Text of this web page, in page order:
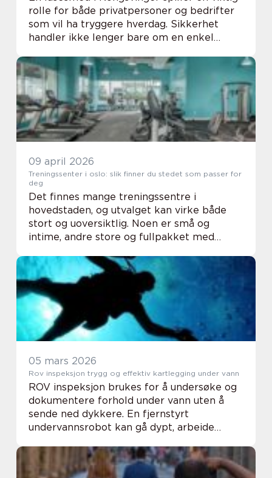
rolle for både privatpersoner og bedrifter
som vil ha tryggere hverdag. Sikkerhet
handler ikke lenger bare om en enkel
mekaniske låser, digitale adgangssystemer,
dø...
09 april 2026
Treningssenter i oslo: slik finner du stedet som passer for
deg
Det finnes mange treningssentre i
hovedstaden, og utvalget kan virke både
stort og uoversiktlig. Noen er små og
intime, andre store og fullpakket med
man mer enn bare et medlemskap. Man
trenger et sted som...
05 mars 2026
Rov inspeksjon trygg og effektiv kartlegging under vann
ROV inspeksjon brukes for å undersøke og
dokumentere forhold under vann uten å
sende ned dykkere. En fjernstyrt
undervannsrobot kan gå dypt, arbeide
krevende eller risikofylte for mennesker.
Slik får du gode data, høy...